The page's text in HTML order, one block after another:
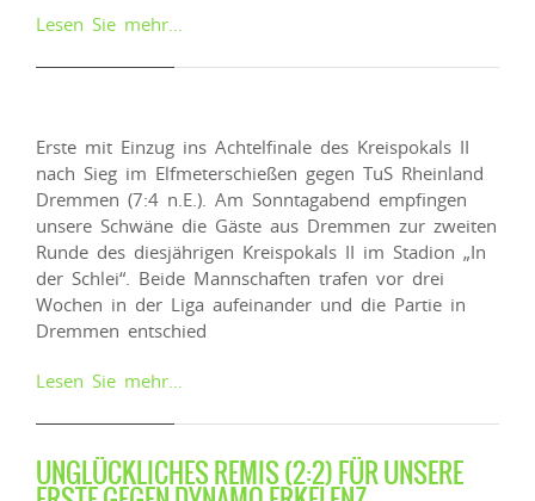
Lesen Sie mehr…
Erste mit Einzug ins Achtelfinale des Kreispokals II
nach Sieg im Elfmeterschießen gegen TuS Rheinland
Dremmen (7:4 n.E.). Am Sonntagabend empfingen
unsere Schwäne die Gäste aus Dremmen zur zweiten
Runde des diesjährigen Kreispokals II im Stadion „In
der Schlei“. Beide Mannschaften trafen vor drei
Wochen in der Liga aufeinander und die Partie in
Dremmen entschied
Lesen Sie mehr…
UNGLÜCKLICHES REMIS (2:2) FÜR UNSERE